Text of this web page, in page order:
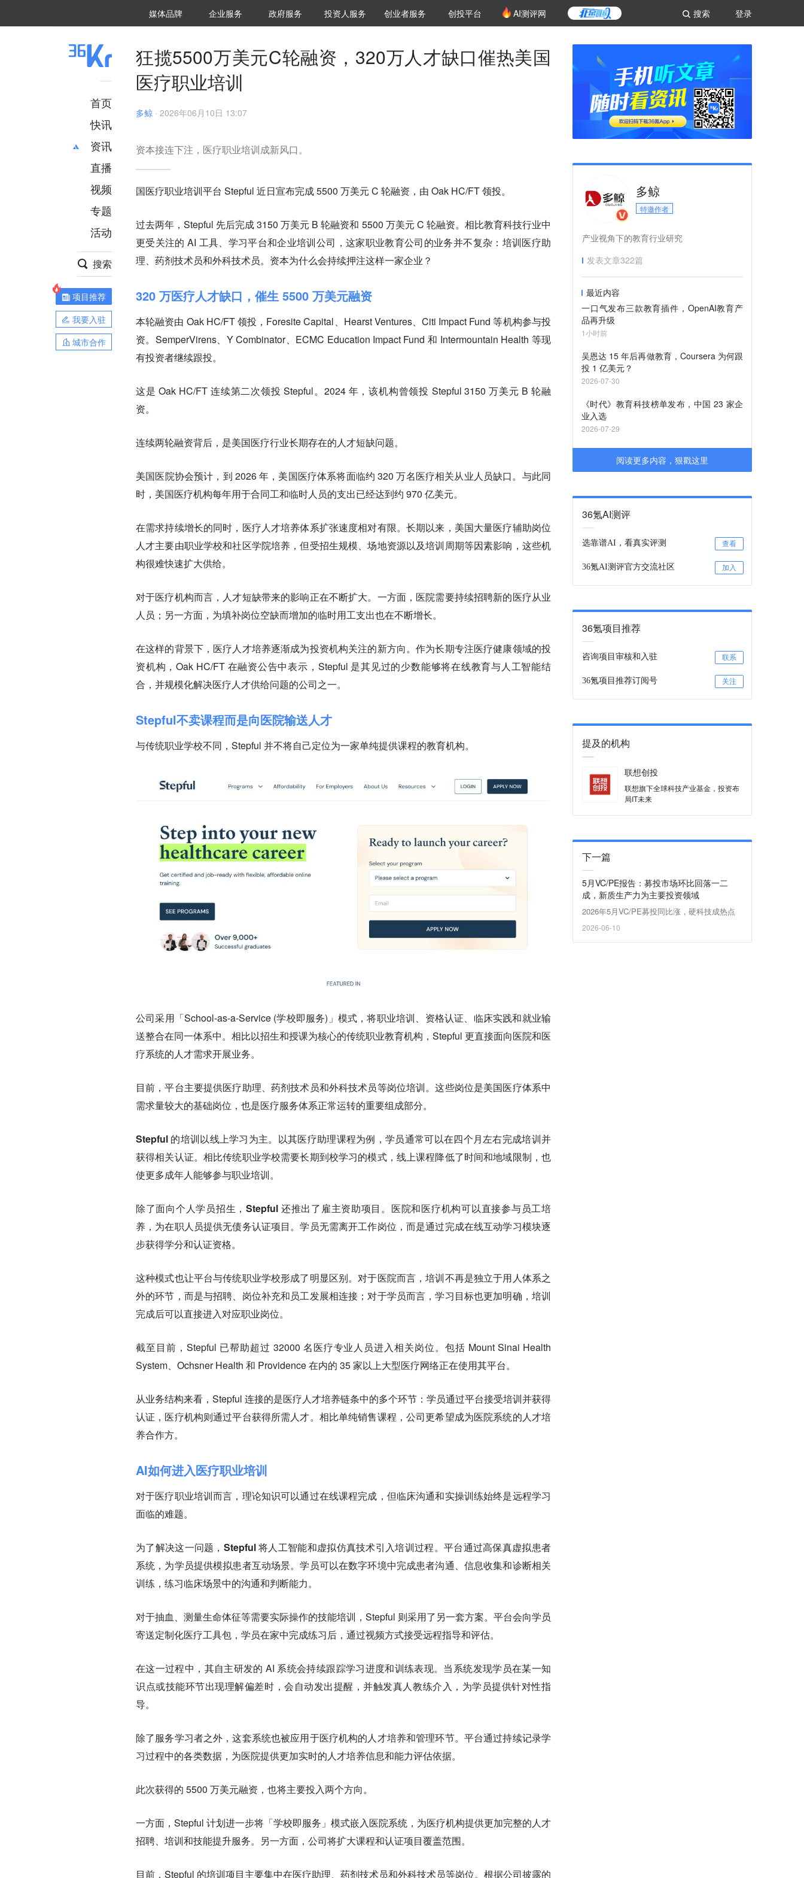
登录
搜索
媒体品牌 36Kr研究院
企业服务 城市之窗
政府服务 VClub投资机构库
投资机构职位推介
投资人服务 创投氪堂
创业者服务 创投平台 AI测评网
首页
快讯
资讯
推荐
财经
项目推荐
安徽
直播
视频
专题
活动
搜索
项目推荐
我要入驻
城市合作
狂揽5500万美元C轮融资，320万人才缺口催热美国
医疗职业培训
多鲸 · 2026年06月10日 13:07
资本接连下注，医疗职业培训成新风口。
国医疗职业培训平台 Stepful 近日宣布完成 5500 万美元 C 轮融资，由 Oak HC/FT 领投。
过去两年，Stepful 先后完成 3150 万美元 B 轮融资和 5500 万美元 C 轮融资。相比教育科技行业中
更受关注的 AI 工具、学习平台和企业培训公司，这家职业教育公司的业务并不复杂：培训医疗助
理、药剂技术员和外科技术员。资本为什么会持续押注这样一家企业？
320 万医疗人才缺口，催生 5500 万美元融资
本轮融资由 Oak HC/FT 领投，Foresite Capital、Hearst Ventures、Citi Impact Fund 等机构参与投
资。SemperVirens、Y Combinator、ECMC Education Impact Fund 和 Intermountain Health 等现
有投资者继续跟投。
这是 Oak HC/FT 连续第二次领投 Stepful。2024 年，该机构曾领投 Stepful 3150 万美元 B 轮融
资。
连续两轮融资背后，是美国医疗行业长期存在的人才短缺问题。
美国医院协会预计，到 2026 年，美国医疗体系将面临约 320 万名医疗相关从业人员缺口。与此同
时，美国医疗机构每年用于合同工和临时人员的支出已经达到约 970 亿美元。
在需求持续增长的同时，医疗人才培养体系扩张速度相对有限。长期以来，美国大量医疗辅助岗位
人才主要由职业学校和社区学院培养，但受招生规模、场地资源以及培训周期等因素影响，这些机
构很难快速扩大供给。
对于医疗机构而言， 人才短缺带来的影响正在不断扩大。 一方面，医院需要持续招聘新的医疗从业
人员；另一方面，为填补岗位空缺而增加的临时用工支出也在不断增长。
在这样的背景下，医疗人才培养逐渐成为投资机构关注的新方向。作为长期专注医疗健康领域的投
资机构，Oak HC/FT 在融资公告中表示，Stepful 是其见过的少数能够将在线教育与人工智能结
合，并规模化解决医疗人才供给问题的公司之一。
Stepful不卖课程而是向医院输送人才
与传统职业学校不同，Stepful 并不将自己定位为一家单纯提供课程的教育机构。
公司采用「School-as-a-Service (学校即服务)」模式，将职业培训、资格认证、临床实践和就业输
送整合在同一体系中。 相比以招生和授课为核心的传统职业教育机构，Stepful 更直接面向医院和医
疗系统的人才需求开展业务。
目前，平台主要提供医疗助理、药剂技术员和外科技术员等岗位培训。这些岗位是美国医疗体系中
需求量较大的基础岗位，也是医疗服务体系正常运转的重要组成部分。
Stepful 的培训以线上学习为主。 以其医疗助理课程为例，学员通常可以在四个月左右完成培训并
获得相关认证。相比传统职业学校需要长期到校学习的模式，线上课程降低了时间和地域限制，也
使更多成年人能够参与职业培训。
除了面向个人学员招生，Stepful 还推出了雇主资助项目。 医院和医疗机构可以直接参与员工培
养，为在职人员提供无债务认证项目。学员无需离开工作岗位，而是通过完成在线互动学习模块逐
步获得学分和认证资格。
这种模式也让平台与传统职业学校形成了明显区别。对于医院而言，培训不再是独立于用人体系之
外的环节，而是与招聘、岗位补充和员工发展相连接；对于学员而言，学习目标也更加明确，培训
完成后可以直接进入对应职业岗位。
截至目前，Stepful 已帮助超过 32000 名医疗专业人员进入相关岗位。包括 Mount Sinai Health
System、Ochsner Health 和 Providence 在内的 35 家以上大型医疗网络正在使用其平台。
从业务结构来看，Stepful 连接的是医疗人才培养链条中的多个环节：学员通过平台接受培训并获得
认证，医疗机构则通过平台获得所需人才。相比单纯销售课程，公司更希望成为医院系统的人才培
养合作方。
AI如何进入医疗职业培训
对于医疗职业培训而言，理论知识可以通过在线课程完成，但临床沟通和实操训练始终是远程学习
面临的难题。
为了解决这一问题， Stepful 将人工智能和虚拟仿真技术引入培训过程。 平台通过高保真虚拟患者
系统，为学员提供模拟患者互动场景。学员可以在数字环境中完成患者沟通、信息收集和诊断相关
训练，练习临床场景中的沟通和判断能力。
对于抽血、测量生命体征等需要实际操作的技能培训，Stepful 则采用了另一套方案。平台会向学员
寄送定制化医疗工具包，学员在家中完成练习后，通过视频方式接受远程指导和评估。
在这一过程中，其自主研发的 AI 系统会持续跟踪学习进度和训练表现。当系统发现学员在某一知
识点或技能环节出现理解偏差时，会自动发出提醒，并触发真人教练介入，为学员提供针对性指
导。
除了服务学习者之外，这套系统也被应用于医疗机构的人才培养和管理环节。 平台通过持续记录学
习过程中的各类数据，为医院提供更加实时的人才培养信息和能力评估依据。
此次获得的 5500 万美元融资，也将主要投入两个方向。
一方面，Stepful 计划进一步将「学校即服务」模式嵌入医院系统，为医疗机构提供更加完整的人才
招聘、培训和技能提升服务。另一方面，公司将扩大课程和认证项目覆盖范围。
目前，Stepful 的培训项目主要集中在医疗助理、药剂技术员和外科技术员等岗位。根据公司披露的
多鲸
特邀作者
产业视角下的教育行业研究
发表文章322篇
最近内容
一口气发布三款教育插件，OpenAI教育产
品再升级
1小时前
吴恩达 15 年后再做教育，Coursera 为何跟
投 1 亿美元？
2026-07-30
《时代》教育科技榜单发布，中国 23 家企
业入选
2026-07-29
阅读更多内容，狠戳这里
36氪AI测评
选靠谱AI，看真实评测 查看
36氪AI测评官方交流社区 加入
36氪项目推荐
咨询项目审核和入驻 联系
36氪项目推荐订阅号 关注
提及的机构
联想创投
联想旗下全球科技产业基金，投资布
局IT未来
下一篇
5月VC/PE报告：募投市场环比回落一二
成，新质生产力为主要投资领域
2026年5月VC/PE募投同比涨，硬科技成热点
2026-06-10